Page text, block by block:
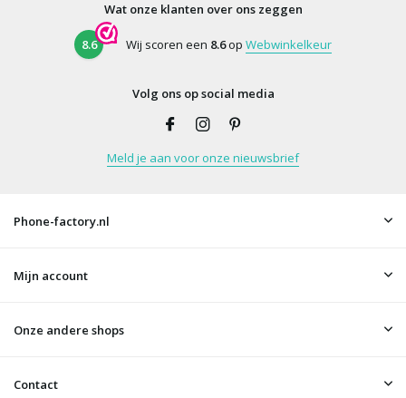
Wat onze klanten over ons zeggen
8.6 Wij scoren een 8.6op Webwinkelkeur
Volg ons op social media
Meld je aan voor onze nieuwsbrief
Phone-factory.nl
Mijn account
Onze andere shops
Contact